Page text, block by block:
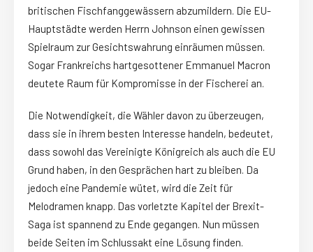
britischen Fischfanggewässern abzumildern. Die EU-
Hauptstädte werden Herrn Johnson einen gewissen
Spielraum zur Gesichtswahrung einräumen müssen.
Sogar Frankreichs hartgesottener Emmanuel Macron
deutete Raum für Kompromisse in der Fischerei an.
Die Notwendigkeit, die Wähler davon zu überzeugen,
dass sie in ihrem besten Interesse handeln, bedeutet,
dass sowohl das Vereinigte Königreich als auch die EU
Grund haben, in den Gesprächen hart zu bleiben. Da
jedoch eine Pandemie wütet, wird die Zeit für
Melodramen knapp. Das vorletzte Kapitel der Brexit-
Saga ist spannend zu Ende gegangen. Nun müssen
beide Seiten im Schlussakt eine Lösung finden.